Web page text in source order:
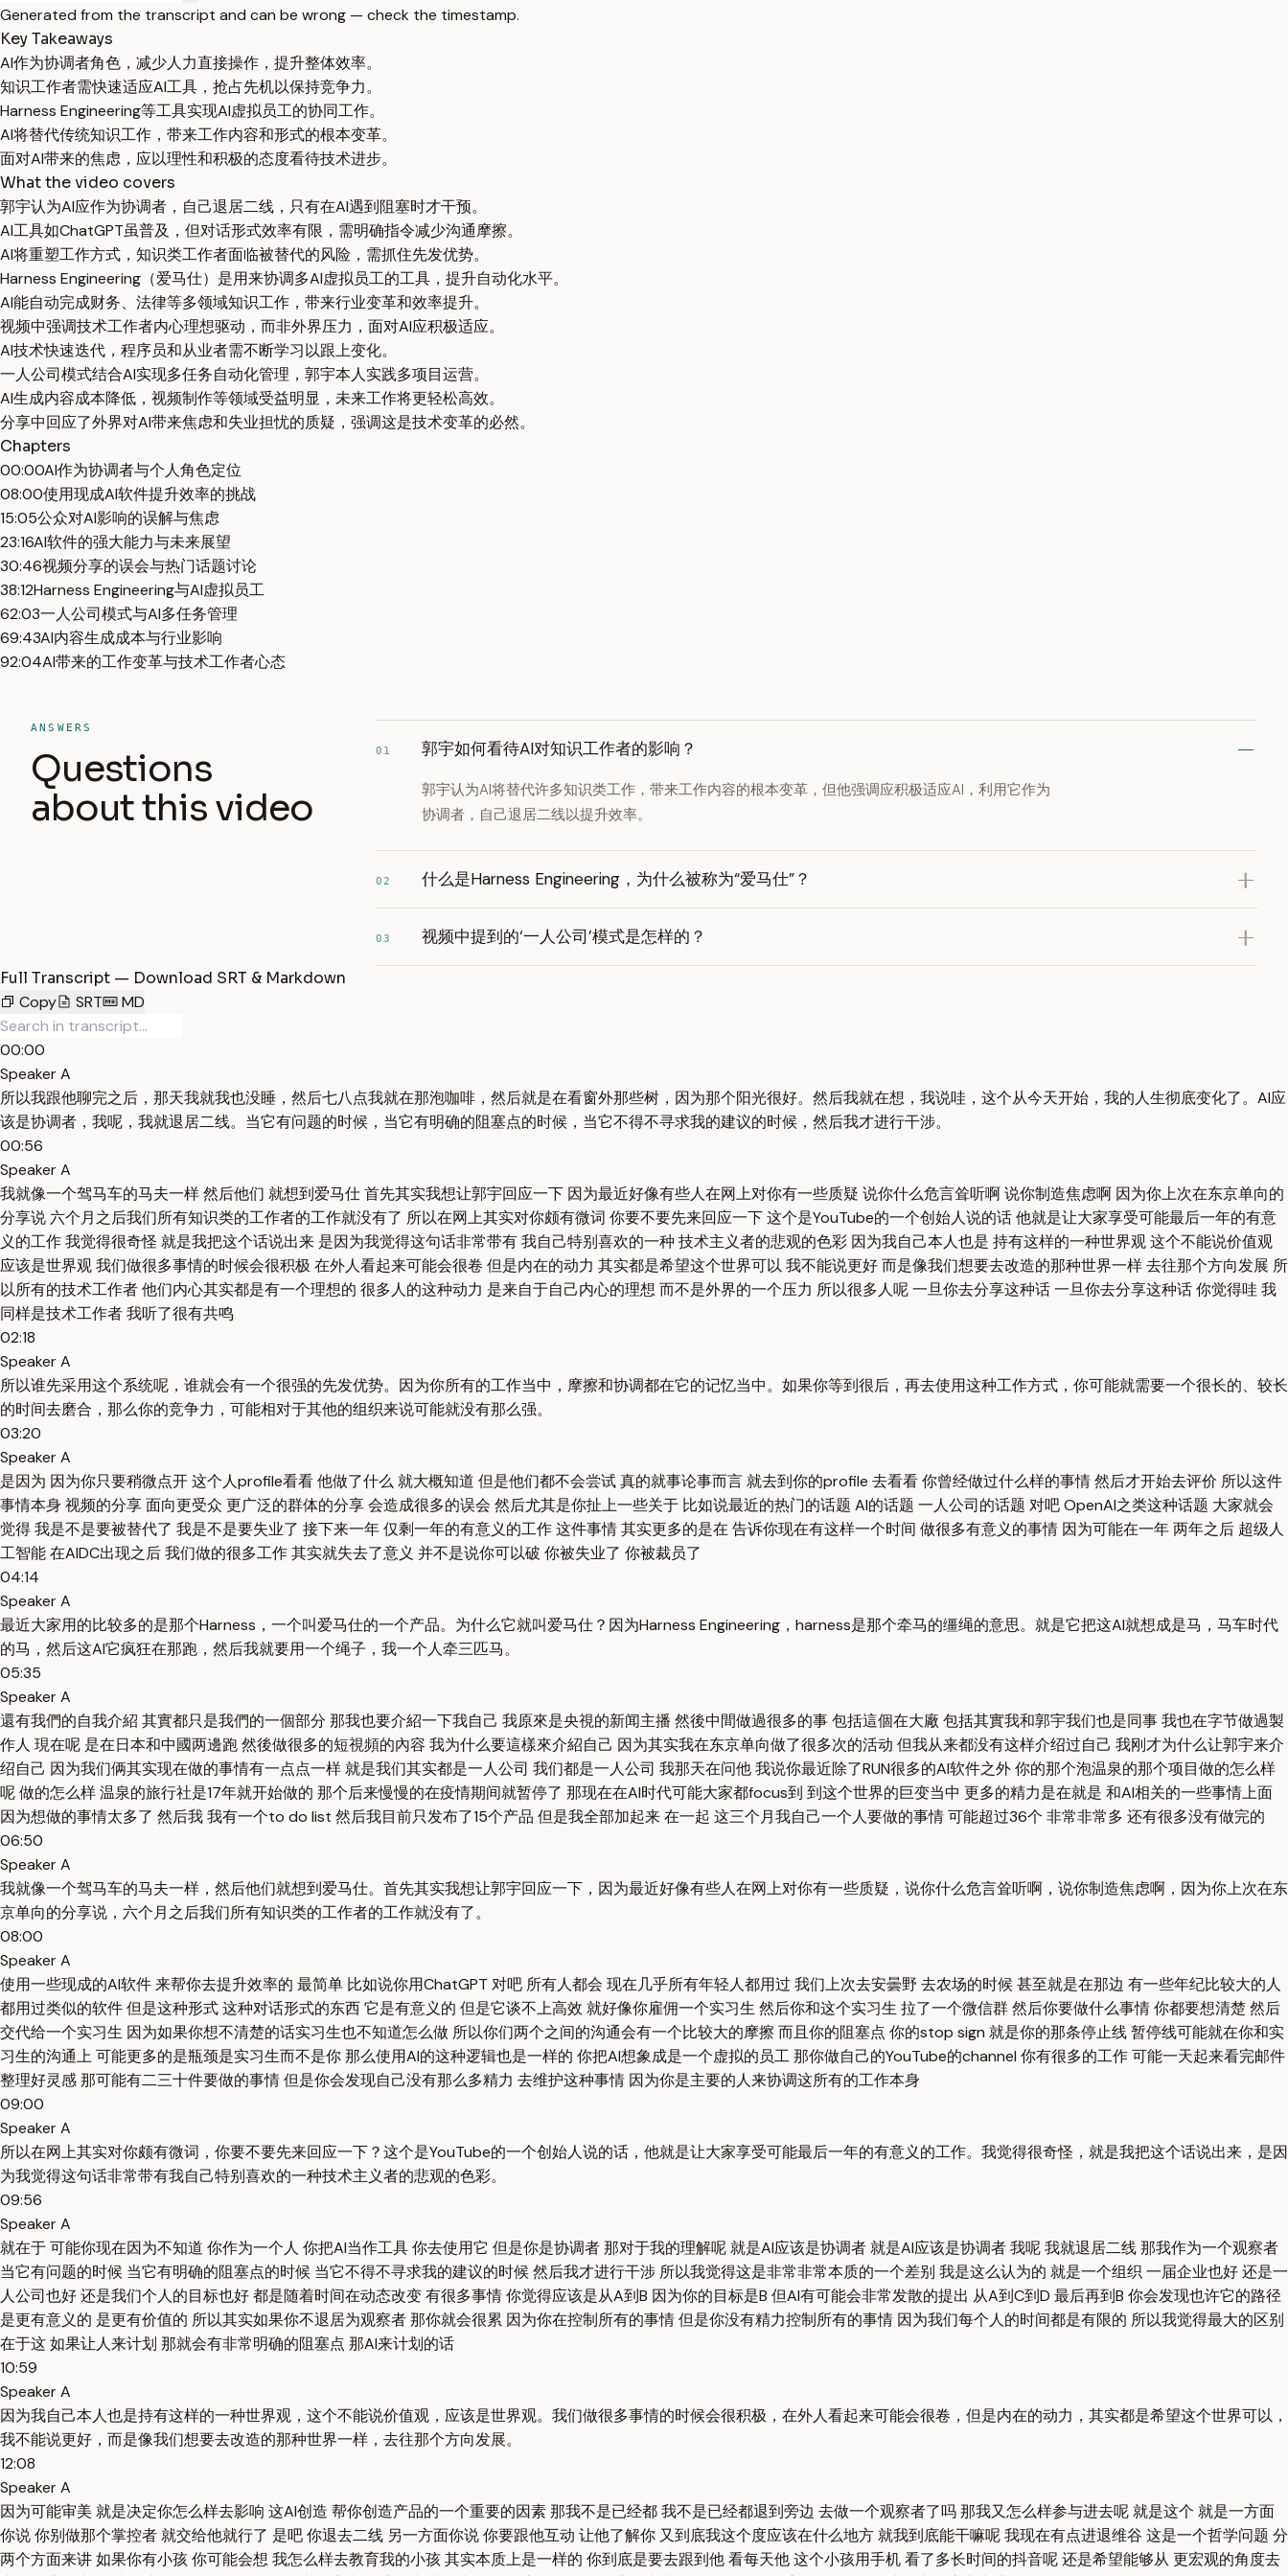
Generated from the transcript and can be wrong — check the timestamp.
Key Takeaways
AI作为协调者角色，减少人力直接操作，提升整体效率。
知识工作者需快速适应AI工具，抢占先机以保持竞争力。
Harness Engineering等工具实现AI虚拟员工的协同工作。
AI将替代传统知识工作，带来工作内容和形式的根本变革。
面对AI带来的焦虑，应以理性和积极的态度看待技术进步。
What the video covers
郭宇认为AI应作为协调者，自己退居二线，只有在AI遇到阻塞时才干预。
AI工具如ChatGPT虽普及，但对话形式效率有限，需明确指令减少沟通摩擦。
AI将重塑工作方式，知识类工作者面临被替代的风险，需抓住先发优势。
Harness Engineering（爱马仕）是用来协调多AI虚拟员工的工具，提升自动化水平。
AI能自动完成财务、法律等多领域知识工作，带来行业变革和效率提升。
视频中强调技术工作者内心理想驱动，而非外界压力，面对AI应积极适应。
AI技术快速迭代，程序员和从业者需不断学习以跟上变化。
一人公司模式结合AI实现多任务自动化管理，郭宇本人实践多项目运营。
AI生成内容成本降低，视频制作等领域受益明显，未来工作将更轻松高效。
分享中回应了外界对AI带来焦虑和失业担忧的质疑，强调这是技术变革的必然。
Chapters
00:00AI作为协调者与个人角色定位
08:00使用现成AI软件提升效率的挑战
15:05公众对AI影响的误解与焦虑
23:16AI软件的强大能力与未来展望
30:46视频分享的误会与热门话题讨论
38:12Harness Engineering与AI虚拟员工
62:03一人公司模式与AI多任务管理
69:43AI内容生成成本与行业影响
92:04AI带来的工作变革与技术工作者心态
ANSWERS
Questions
about this video
01 郭宇如何看待AI对知识工作者的影响？
郭宇认为AI将替代许多知识类工作，带来工作内容的根本变革，但他强调应积极适应AI，利用它作为
协调者，自己退居二线以提升效率。
02 什么是Harness Engineering，为什么被称为“爱马仕”？
03 视频中提到的‘一人公司’模式是怎样的？
Full Transcript — Download SRT & Markdown
Copy
SRT MD
00:00
Speaker A
所以我跟他聊完之后，那天我就我也没睡，然后七八点我就在那泡咖啡，然后就是在看窗外那些树，因为那个阳光很好。然后我就在想，我说哇，这个从今天开始，我的人生彻底变化了。AI应
该是协调者，我呢，我就退居二线。当它有问题的时候，当它有明确的阻塞点的时候，当它不得不寻求我的建议的时候，然后我才进行干涉。
00:56
Speaker A
我就像一个驾马车的马夫一样 然后他们 就想到爱马仕 首先其实我想让郭宇回应一下 因为最近好像有些人在网上对你有一些质疑 说你什么危言耸听啊 说你制造焦虑啊 因为你上次在东京单向的
分享说 六个月之后我们所有知识类的工作者的工作就没有了 所以在网上其实对你颇有微词 你要不要先来回应一下 这个是YouTube的一个创始人说的话 他就是让大家享受可能最后一年的有意
义的工作 我觉得很奇怪 就是我把这个话说出来 是因为我觉得这句话非常带有 我自己特别喜欢的一种 技术主义者的悲观的色彩 因为我自己本人也是 持有这样的一种世界观 这个不能说价值观
应该是世界观 我们做很多事情的时候会很积极 在外人看起来可能会很卷 但是内在的动力 其实都是希望这个世界可以 我不能说更好 而是像我们想要去改造的那种世界一样 去往那个方向发展 所
以所有的技术工作者 他们内心其实都是有一个理想的 很多人的这种动力 是来自于自己内心的理想 而不是外界的一个压力 所以很多人呢 一旦你去分享这种话 一旦你去分享这种话 你觉得哇 我
同样是技术工作者 我听了很有共鸣
02:18
Speaker A
所以谁先采用这个系统呢，谁就会有一个很强的先发优势。因为你所有的工作当中，摩擦和协调都在它的记忆当中。如果你等到很后，再去使用这种工作方式，你可能就需要一个很长的、较长
的时间去磨合，那么你的竞争力，可能相对于其他的组织来说可能就没有那么强。
03:20
Speaker A
是因为 因为你只要稍微点开 这个人profile看看 他做了什么 就大概知道 但是他们都不会尝试 真的就事论事而言 就去到你的profile 去看看 你曾经做过什么样的事情 然后才开始去评价 所以这件
事情本身 视频的分享 面向更受众 更广泛的群体的分享 会造成很多的误会 然后尤其是你扯上一些关于 比如说最近的热门的话题 AI的话题 一人公司的话题 对吧 OpenAI之类这种话题 大家就会
觉得 我是不是要被替代了 我是不是要失业了 接下来一年 仅剩一年的有意义的工作 这件事情 其实更多的是在 告诉你现在有这样一个时间 做很多有意义的事情 因为可能在一年 两年之后 超级人
工智能 在AIDC出现之后 我们做的很多工作 其实就失去了意义 并不是说你可以破 你被失业了 你被裁员了
04:14
Speaker A
最近大家用的比较多的是那个Harness，一个叫爱马仕的一个产品。为什么它就叫爱马仕？因为Harness Engineering，harness是那个牵马的缰绳的意思。就是它把这AI就想成是马，马车时代
的马，然后这AI它疯狂在那跑，然后我就要用一个绳子，我一个人牵三匹马。
05:35
Speaker A
還有我們的自我介紹 其實都只是我們的一個部分 那我也要介紹一下我自己 我原來是央視的新闻主播 然後中間做過很多的事 包括這個在大廠 包括其實我和郭宇我们也是同事 我也在字节做過製
作人 現在呢 是在日本和中國两邊跑 然後做很多的短視頻的內容 我为什么要這樣來介紹自己 因为其实我在东京单向做了很多次的活动 但我从来都没有这样介绍过自己 我刚才为什么让郭宇来介
绍自己 因为我们俩其实现在做的事情有一点点一样 就是我们其实都是一人公司 我们都是一人公司 我那天在问他 我说你最近除了RUN很多的AI软件之外 你的那个泡温泉的那个项目做的怎么样
呢 做的怎么样 温泉的旅行社是17年就开始做的 那个后来慢慢的在疫情期间就暂停了 那现在在AI时代可能大家都focus到 到这个世界的巨变当中 更多的精力是在就是 和AI相关的一些事情上面
因为想做的事情太多了 然后我 我有一个to do list 然后我目前只发布了15个产品 但是我全部加起来 在一起 这三个月我自己一个人要做的事情 可能超过36个 非常非常多 还有很多没有做完的
06:50
Speaker A
我就像一个驾马车的马夫一样，然后他们就想到爱马仕。首先其实我想让郭宇回应一下，因为最近好像有些人在网上对你有一些质疑，说你什么危言耸听啊，说你制造焦虑啊，因为你上次在东
京单向的分享说，六个月之后我们所有知识类的工作者的工作就没有了。
08:00
Speaker A
使用一些现成的AI软件 来帮你去提升效率的 最简单 比如说你用ChatGPT 对吧 所有人都会 现在几乎所有年轻人都用过 我们上次去安曇野 去农场的时候 甚至就是在那边 有一些年纪比较大的人
都用过类似的软件 但是这种形式 这种对话形式的东西 它是有意义的 但是它谈不上高效 就好像你雇佣一个实习生 然后你和这个实习生 拉了一个微信群 然后你要做什么事情 你都要想清楚 然后
交代给一个实习生 因为如果你想不清楚的话实习生也不知道怎么做 所以你们两个之间的沟通会有一个比较大的摩擦 而且你的阻塞点 你的stop sign 就是你的那条停止线 暂停线可能就在你和实
习生的沟通上 可能更多的是瓶颈是实习生而不是你 那么使用AI的这种逻辑也是一样的 你把AI想象成是一个虚拟的员工 那你做自己的YouTube的channel 你有很多的工作 可能一天起来看完邮件
整理好灵感 那可能有二三十件要做的事情 但是你会发现自己没有那么多精力 去维护这种事情 因为你是主要的人来协调这所有的工作本身
09:00
Speaker A
所以在网上其实对你颇有微词，你要不要先来回应一下？这个是YouTube的一个创始人说的话，他就是让大家享受可能最后一年的有意义的工作。我觉得很奇怪，就是我把这个话说出来，是因
为我觉得这句话非常带有我自己特别喜欢的一种技术主义者的悲观的色彩。
09:56
Speaker A
就在于 可能你现在因为不知道 你作为一个人 你把AI当作工具 你去使用它 但是你是协调者 那对于我的理解呢 就是AI应该是协调者 就是AI应该是协调者 我呢 我就退居二线 那我作为一个观察者
当它有问题的时候 当它有明确的阻塞点的时候 当它不得不寻求我的建议的时候 然后我才进行干涉 所以我觉得这是非常非常本质的一个差别 我是这么认为的 就是一个组织 一届企业也好 还是一
人公司也好 还是我们个人的目标也好 都是随着时间在动态改变 有很多事情 你觉得应该是从A到B 因为你的目标是B 但AI有可能会非常发散的提出 从A到C到D 最后再到B 你会发现也许它的路径
是更有意义的 是更有价值的 所以其实如果你不退居为观察者 那你就会很累 因为你在控制所有的事情 但是你没有精力控制所有的事情 因为我们每个人的时间都是有限的 所以我觉得最大的区别
在于这 如果让人来计划 那就会有非常明确的阻塞点 那AI来计划的话
10:59
Speaker A
因为我自己本人也是持有这样的一种世界观，这个不能说价值观，应该是世界观。我们做很多事情的时候会很积极，在外人看起来可能会很卷，但是内在的动力，其实都是希望这个世界可以，
我不能说更好，而是像我们想要去改造的那种世界一样，去往那个方向发展。
12:08
Speaker A
因为可能审美 就是决定你怎么样去影响 这AI创造 帮你创造产品的一个重要的因素 那我不是已经都 我不是已经都退到旁边 去做一个观察者了吗 那我又怎么样参与进去呢 就是这个 就是一方面
你说 你别做那个掌控者 就交给他就行了 是吧 你退去二线 另一方面你说 你要跟他互动 让他了解你 又到底我这个度应该在什么地方 就我到底能干嘛呢 我现在有点进退维谷 这是一个哲学问题 分
两个方面来讲 如果你有小孩 你可能会想 我怎么样去教育我的小孩 其实本质上是一样的 你到底是要去跟到他 看每天他 这个小孩用手机 看了多长时间的抖音呢 还是希望能够从 更宏观的角度去